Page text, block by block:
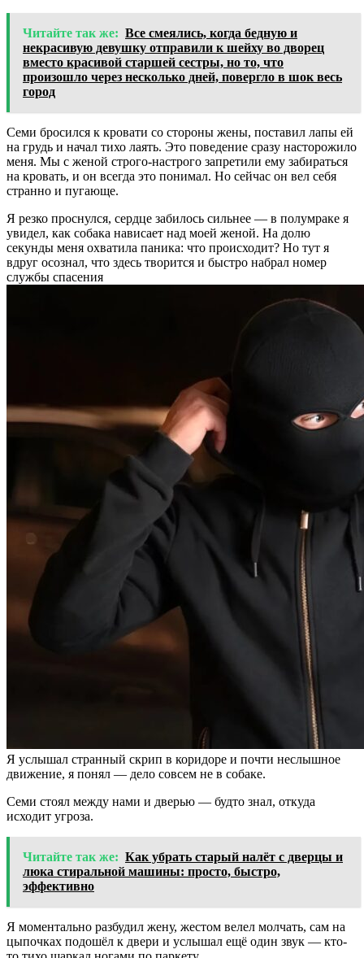
Читайте так же: Все смеялись, когда бедную и
некрасивую девушку отправили к шейху во дворец
вместо красивой старшей сестры, но то, что
произошло через несколько дней, повергло в шок весь
город
Семи бросился к кровати со стороны жены, поставил лапы ей
на грудь и начал тихо лаять. Это поведение сразу насторожило
меня. Мы с женой строго-настрого запретили ему забираться
на кровать, и он всегда это понимал. Но сейчас он вел себя
странно и пугающе.
Я резко проснулся, сердце забилось сильнее — в полумраке я
увидел, как собака нависает над моей женой. На долю
секунды меня охватила паника: что происходит? Но тут я
вдруг осознал, что здесь творится и быстро набрал номер
службы спасения
Я услышал странный скрип в коридоре и почти неслышное
движение, я понял — дело совсем не в собаке.
Семи стоял между нами и дверью — будто знал, откуда
исходит угроза.
Читайте так же: Как убрать старый налёт с дверцы и
люка стиральной машины: просто, быстро,
эффективно
Я моментально разбудил жену, жестом велел молчать, сам на
цыпочках подошёл к двери и услышал ещё один звук — кто-